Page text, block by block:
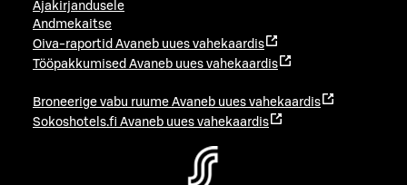
Ajakirjandusele
Andmekaitse
Oiva-raportid Avaneb uues vahekaardis
Tööpakkumised Avaneb uues vahekaardis
Broneerige vabu ruume Avaneb uues vahekaardis
Sokoshotels.fi Avaneb uues vahekaardis